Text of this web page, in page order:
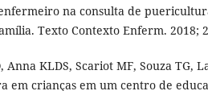
na consulta de
Texto Contexto Enferm. 2018;
Anna KLDS, Scariot MF, Souza TG,
em crianças em um centro de